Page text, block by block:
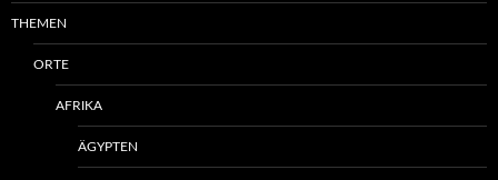
THEMEN
ORTE
AFRIKA
ÄGYPTEN